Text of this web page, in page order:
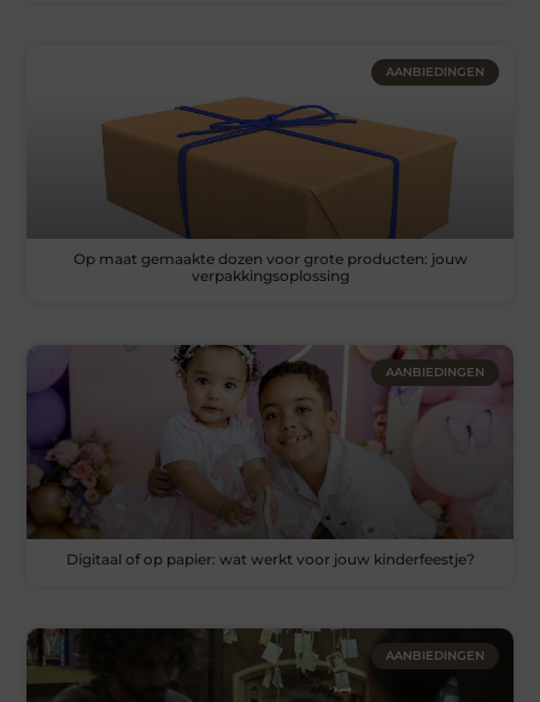
AANBIEDINGEN
Op maat gemaakte dozen voor grote producten: jouw
verpakkingsoplossing
AANBIEDINGEN
Digitaal of op papier: wat werkt voor jouw kinderfeestje?
AANBIEDINGEN